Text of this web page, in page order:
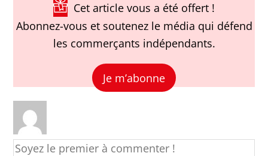
Cet article vous a été offert !
Abonnez-vous et soutenez le média qui défend
les commerçants indépendants.
Je m’abonne